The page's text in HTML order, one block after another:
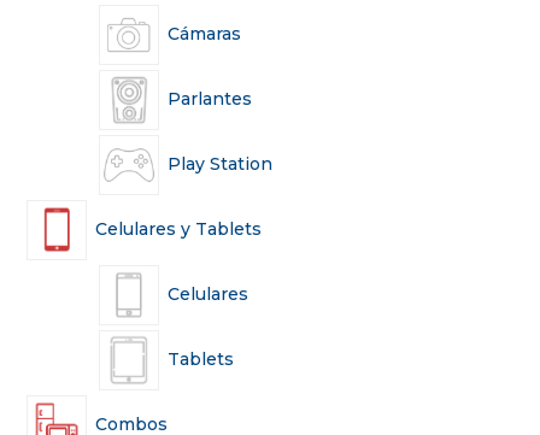
Cámaras
Parlantes
Play Station
Celulares y Tablets
Celulares
Tablets
Combos